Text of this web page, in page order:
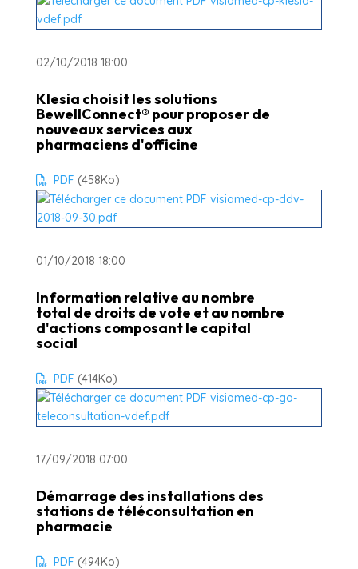
02/10/2018 18:00
Klesia choisit les solutions
BewellConnect® pour proposer de
nouveaux services aux
pharmaciens d'officine
PDF (458Ko)
01/10/2018 18:00
Information relative au nombre
total de droits de vote et au nombre
d'actions composant le capital
social
PDF (414Ko)
17/09/2018 07:00
Démarrage des installations des
stations de téléconsultation en
pharmacie
PDF (494Ko)